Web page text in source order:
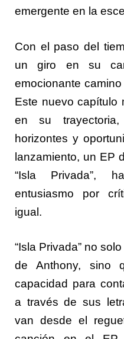
emergente en la
Con el paso del
un giro en su
emocionante
Este nuevo capítulo
en su
horizontes y
lanzamiento, un EP
“Isla Privada”,
entusiasmo por
igual.
“Isla Privada” no
de Anthony, sino
capacidad para
a través de sus
van desde el